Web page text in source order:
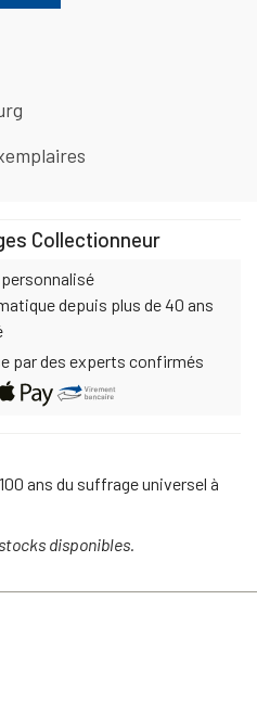
Collectionneur
depuis plus de 40 ans
par des experts confirmés
ans du suffrage universel à
disponibles.